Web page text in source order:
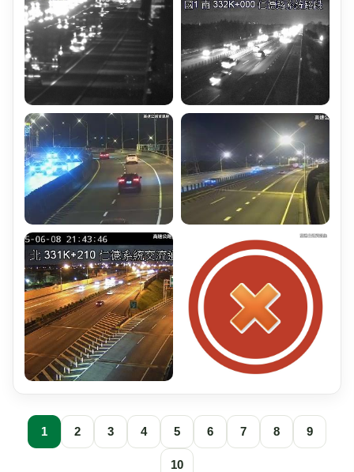
1 2 3 4 5 6 7 8 9
10